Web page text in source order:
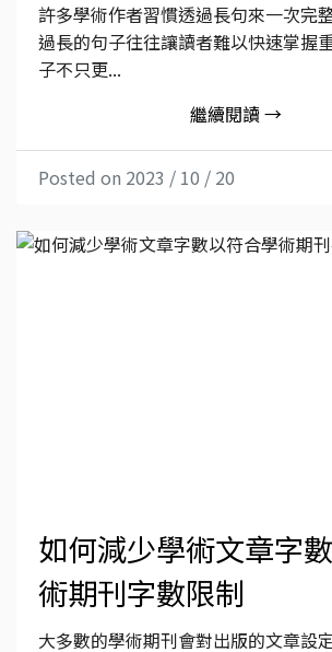
許多學術作者習慣透過長句來一次完
過長的句子往往讓讀者難以快速掌握
子不只更...
繼續閱讀 →
Posted on 2023 / 10 / 20
如何減少學術文章字
術期刊字數限制
大多數的學術期刊會對出版的文章設